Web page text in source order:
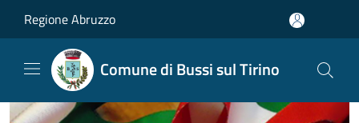
Regione Abruzzo
Comune di Bussi sul Tirino